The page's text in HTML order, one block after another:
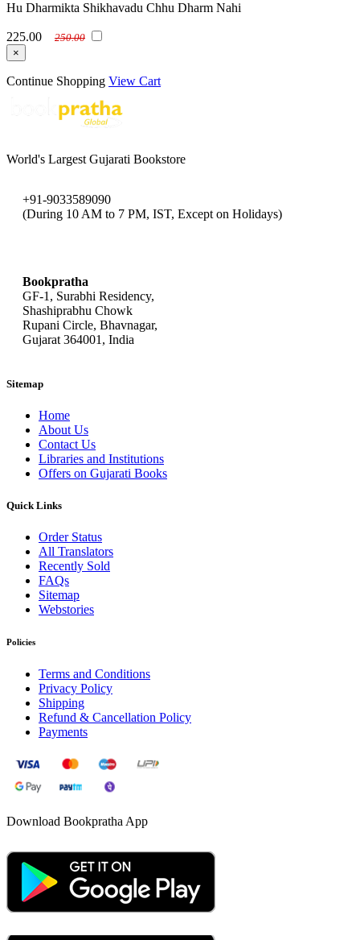
Hu Dharmikta Shikhavadu Chhu Dharm Nahi
225.00
250.00
×
Continue Shopping View Cart
World's Largest Gujarati Bookstore
+91-9033589090
(During 10 AM to 7 PM, IST, Except on Holidays)
Bookpratha
GF-1, Surabhi Residency,
Shashiprabhu Chowk
Rupani Circle, Bhavnagar,
Gujarat 364001, India
Sitemap
Home
About Us
Contact Us
Libraries and Institutions
Offers on Gujarati Books
Quick Links
Order Status
All Translators
Recently Sold
FAQs
Sitemap
Webstories
Policies
Terms and Conditions
Privacy Policy
Shipping
Refund & Cancellation Policy
Payments
Download Bookpratha App